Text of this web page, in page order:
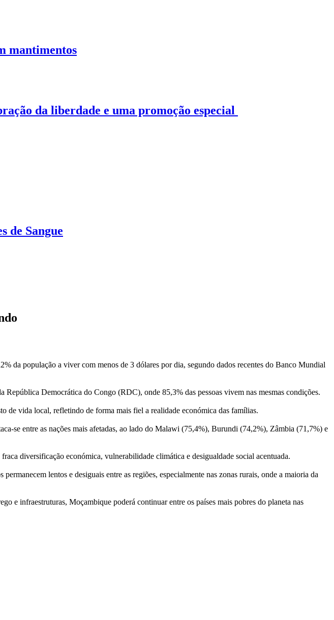
mantimentos
da liberdade e uma promoção especial
de Sangue
da população a viver com menos de 3 dólares por dia, segundo dados recentes do Banco Mundial
Democrática do Congo (RDC), onde 85,3% das pessoas vivem nas mesmas condições.
de vida local, refletindo de forma mais fiel a realidade económica das famílias.
se entre as nações mais afetadas, ao lado do Malawi (75,4%), Burundi (74,2%), Zâmbia (71,7%) e
diversificação económica, vulnerabilidade climática e desigualdade social acentuada.
lentos e desiguais entre as regiões, especialmente nas zonas rurais, onde a maioria da
e infraestruturas, Moçambique poderá continuar entre os países mais pobres do planeta nas